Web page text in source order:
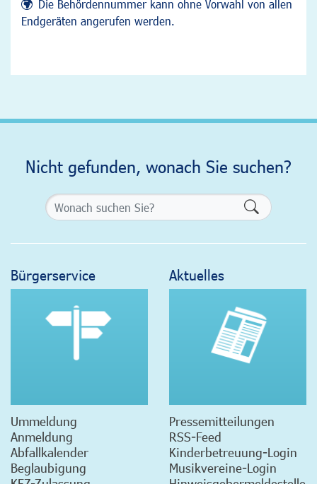
Die Behördennummer kann ohne Vorwahl von allen
Endgeräten angerufen werden.
Nicht gefunden, wonach Sie suchen?
Bürgerservice
Ummeldung
Anmeldung
Abfallkalender
Beglaubigung
Aktuelles
Pressemitteilungen
RSS-Feed
Kinderbetreuung-Login
Musikvereine-Login